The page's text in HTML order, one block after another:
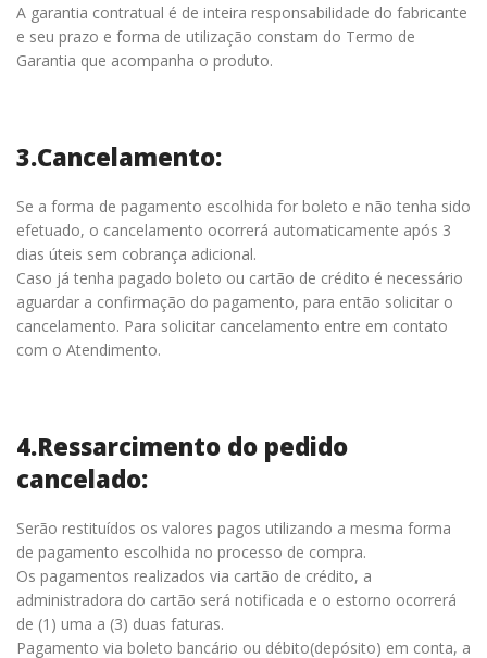
A garantia contratual é de inteira responsabilidade do fabricante
e seu prazo e forma de utilização constam do Termo de
Garantia que acompanha o produto.
3.Cancelamento:
Se a forma de pagamento escolhida for boleto e não tenha sido
efetuado, o cancelamento ocorrerá automaticamente após 3
dias úteis sem cobrança adicional.
Caso já tenha pagado boleto ou cartão de crédito é necessário
aguardar a confirmação do pagamento, para então solicitar o
cancelamento. Para solicitar cancelamento entre em contato
com o Atendimento.
4.Ressarcimento do pedido
cancelado:
Serão restituídos os valores pagos utilizando a mesma forma
de pagamento escolhida no processo de compra.
Os pagamentos realizados via cartão de crédito, a
administradora do cartão será notificada e o estorno ocorrerá
de (1) uma a (3) duas faturas.
Pagamento via boleto bancário ou débito(depósito) em conta, a